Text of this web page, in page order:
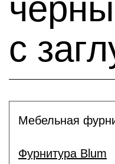
с
Мебельная
Фурнитура Blum